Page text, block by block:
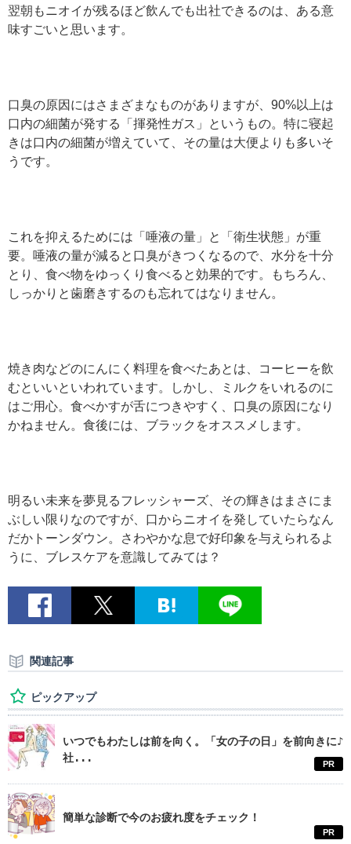
翌朝もニオイが残るほど飲んでも出社できるのは、ある意
味すごいと思います。
口臭の原因にはさまざまなものがありますが、90%以上は
口内の細菌が発する「揮発性ガス」というもの。特に寝起
きは口内の細菌が増えていて、その量は大便よりも多いそ
うです。
これを抑えるためには「唾液の量」と「衛生状態」が重
要。唾液の量が減ると口臭がきつくなるので、水分を十分
とり、食べ物をゆっくり食べると効果的です。もちろん、
しっかりと歯磨きするのも忘れてはなりません。
焼き肉などのにんにく料理を食べたあとは、コーヒーを飲
むといいといわれています。しかし、ミルクをいれるのに
はご用心。食べかすが舌につきやすく、口臭の原因になり
かねません。食後には、ブラックをオススメします。
明るい未来を夢見るフレッシャーズ、その輝きはまさにま
ぶしい限りなのですが、口からニオイを発していたらなん
だかトーンダウン。さわやかな息で好印象を与えられるよ
うに、ブレスケアを意識してみては？
関連記事
ピックアップ
いつでもわたしは前を向く。「女の子の日」を前向きに♪
社...
PR
簡単な診断で今のお疲れ度をチェック！
PR